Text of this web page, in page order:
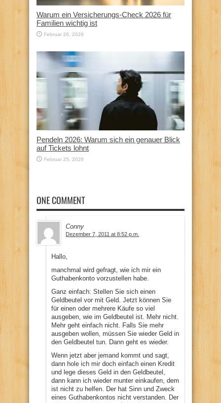
Warum ein Versicherungs-Check 2026 für
Familien wichtig ist
Februar 26, 2026
Pendeln 2026: Warum sich ein genauer Blick
auf Tickets lohnt
Februar 25, 2026
ONE COMMENT
Conny
Dezember 7, 2011 at 8:52 p.m.
Hallo,
manchmal wird gefragt, wie ich mir ein
Guthabenkonto vorzustellen habe.
Ganz einfach: Stellen Sie sich einen
Geldbeutel vor mit Geld. Jetzt können Sie
für einen oder mehrere Käufe so viel
ausgeben, wie im Geldbeutel ist. Mehr nicht.
Mehr geht einfach nicht. Falls Sie mehr
ausgeben wollen, müssen Sie wieder Geld in
den Geldbeutel tun. Dann geht es wieder.
Wenn jetzt aber jemand kommt und sagt,
dann hole ich mir doch einfach einen Kredit
und lege dieses Geld in den Geldbeutel,
dann kann ich wieder munter einkaufen, dem
ist nicht zu helfen. Der hat Sinn und Zweck
eines Guthabenkontos nicht verstanden. Der